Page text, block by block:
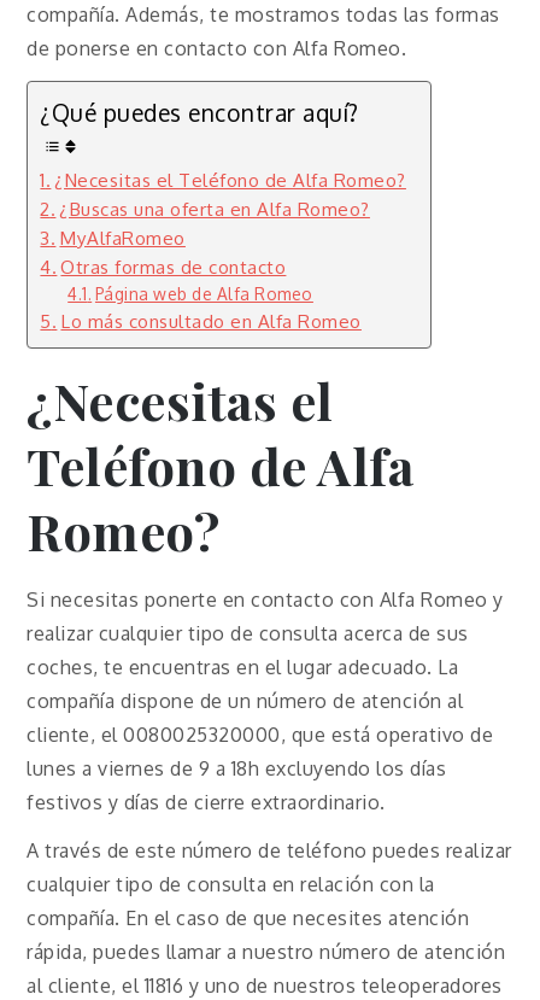
compañía. Además, te mostramos todas las formas
de ponerse en contacto con Alfa Romeo.
¿Qué puedes encontrar aquí?
¿Necesitas el Teléfono de Alfa Romeo?
¿Buscas una oferta en Alfa Romeo?
MyAlfaRomeo
Otras formas de contacto
Página web de Alfa Romeo
Lo más consultado en Alfa Romeo
¿Necesitas el
Teléfono de Alfa
Romeo?
Si necesitas ponerte en contacto con Alfa Romeo y
realizar cualquier tipo de consulta acerca de sus
coches, te encuentras en el lugar adecuado. La
compañía dispone de un número de atención al
cliente, el 0080025320000, que está operativo de
lunes a viernes de 9 a 18h excluyendo los días
festivos y días de cierre extraordinario.
A través de este número de teléfono puedes realizar
cualquier tipo de consulta en relación con la
compañía. En el caso de que necesites atención
rápida, puedes llamar a nuestro número de atención
al cliente, el 11816 y uno de nuestros teleoperadores